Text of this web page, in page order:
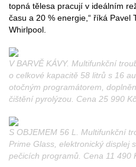
topná tělesa pracují v ideálním
času a 20 % energie,“ říká Pavel
Whirlpool.
V BARVĚ KÁVY. Multifunkční
o celkové kapacitě 58 litrů s 16
otočným programátorem,
čištění pyrolýzou. Cena 25 990
S OBJEMEM 56 L. Multifunkční
Prime Glass, elektronický displej
pečicích programů. Cena 11 490